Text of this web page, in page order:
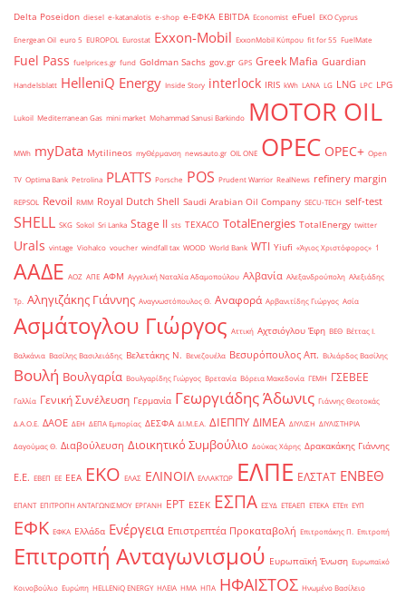
Delta Poseidon diesel e-katanalotis e-shop e-ΕΦΚΑ EBITDA Economist eFuel EKO Cyprus
Energean Oil euro 5 EUROPOL Eurostat Exxon-Mobil ExxonMobil Κύπρου fit for 55 FuelMate
Fuel Pass fuelprices.gr fund Goldman Sachs gov.gr GPS Greek Mafia Guardian
Handelsblatt HelleniQ Energy Inside Story interlock IRIS kWh LANA LG LNG LPC LPG
Lukoil Mediterranean Gas mini market Mohammad Sanusi Barkindo MOTOR OIL
MWh myData Mytilineos myΘέρμανση newsauto.gr OIL ONE OPEC OPEC+ Open
TV Optima Bank Petrolina PLATTS Porsche POS Prudent Warrior RealNews refinery margin
REPSOL Revoil RMM Royal Dutch Shell Saudi Arabian Oil Company SECU-TECH self-test
SHELL SKG Sokol Sri Lanka Stage II sts TEXACO TotalEnergies TotalEnergy twitter
Urals vintage Viohalco voucher windfall tax WOOD World Bank WTI Yiufi «Άγιος Χριστόφορος» ΄1
ΑΑΔΕ ΑΟΖ ΑΠΕ ΑΦΜ Αγγελική Ναταλία Αδαμοπούλου Αλβανία Αλεξανδρούπολη Αλεξιάδης
Τρ. Αληγιζάκης Γιάννης Αναγνωστόπουλος Θ. Αναφορά Αρβανιτίδης Γιώργος Ασία
Ασμάτογλου Γιώργος Αττική Αχτσιόγλου Έφη ΒΕΘ Βέττας Ι.
Βαλκάνια Βασίλης Βασιλειάδης Βελετάκης Ν. Βενεζουέλα Βεσυρόπουλος Απ. Βιλιάρδος Βασίλης
Βουλή Βουλγαρία Βουλγαρίδης Γιώργος Βρετανία Βόρεια Μακεδονία ΓΕΜΗ ΓΣΕΒΕΕ
Γαλλία Γενική Συνέλευση Γερμανία Γεωργιάδης Άδωνις Γιάννης Θεοτοκάς
Δ.Α.Ο.Ε. ΔΑΟΕ ΔΕΗ ΔΕΠΑ Εμπορίας ΔΕΣΦΑ ΔΙ.Μ.Ε.Α. ΔΙΕΠΠΥ ΔΙΜΕΑ ΔΙΥΛΙΣΗ ΔΙΥΛΙΣΤΗΡΙΑ
Δαγούμας Θ. Διαβούλευση Διοικητικό Συμβούλιο Δούκας Χάρης Δρακακάκης Γιάννης
Ε.Ε. ΕΒΕΠ ΕΕ ΕΕΑ ΕΚΟ ΕΛΑΣ ΕΛΙΝΟΙΛ ΕΛΛΑΚΤΩΡ ΕΛΠΕ ΕΛΣΤΑΤ ΕΝΒΕΘ
ΕΠΑΝΤ ΕΠΙΤΡΟΠΗ ΑΝΤΑΓΩΝΙΣΜΟΥ ΕΡΓΑΝΗ ΕΡΤ ΕΣΕΚ ΕΣΠΑ ΕΣΥΔ ΕΤΕΑΕΠ ΕΤΕΚΑ ΕΤΕπ ΕΥΠ
ΕΦΚ ΕΦΚΑ Ελλάδα Ενέργεια Επιστρεπτέα Προκαταβολή Επιτροπάκης Π. Επιτροπή
Επιτροπή Ανταγωνισμού Ευρωπαϊκή Ένωση Ευρωπαϊκό
Κοινοβούλιο Ευρώπη ΗELLENiQ ENERGY ΗΛΕΙΑ ΗΜΑ ΗΠΑ ΗΦΑΙΣΤΟΣ Ηνωμένο Βασίλειο